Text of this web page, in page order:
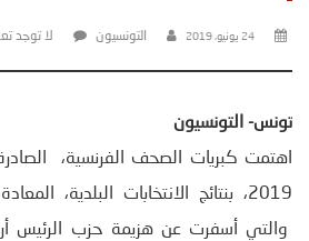
24 يونيو، 2019 التونسيون لا توجد
تونس- التونسيون
2019، بنتائج الانتخابات البلدية،
والتي أسفرت عن هزيمة حزب الرئيس